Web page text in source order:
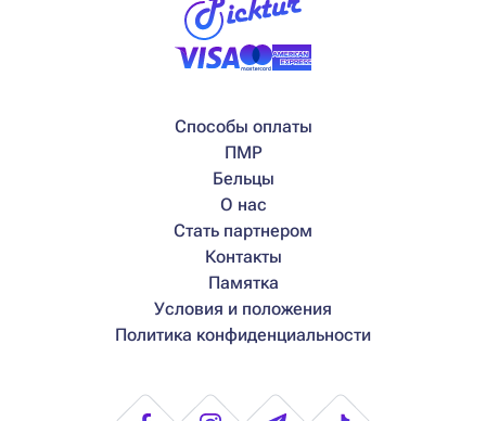
Способы оплаты
ПМР
Бельцы
О нас
Стать партнером
Контакты
Памятка
Условия и положения
Политика конфиденциальности